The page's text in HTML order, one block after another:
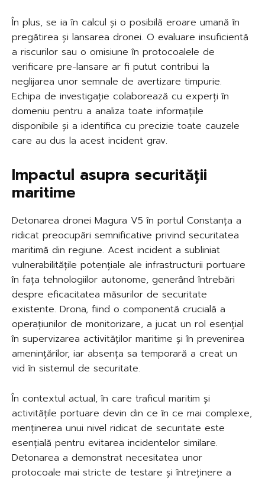
În plus, se ia în calcul și o posibilă eroare umană în
pregătirea și lansarea dronei. O evaluare insuficientă
a riscurilor sau o omisiune în protocoalele de
verificare pre-lansare ar fi putut contribui la
neglijarea unor semnale de avertizare timpurie.
Echipa de investigație colaborează cu experți în
domeniu pentru a analiza toate informațiile
disponibile și a identifica cu precizie toate cauzele
care au dus la acest incident grav.
Impactul asupra securității
maritime
Detonarea dronei Magura V5 în portul Constanța a
ridicat preocupări semnificative privind securitatea
maritimă din regiune. Acest incident a subliniat
vulnerabilitățile potențiale ale infrastructurii portuare
în fața tehnologiilor autonome, generând întrebări
despre eficacitatea măsurilor de securitate
existente. Drona, fiind o componentă crucială a
operațiunilor de monitorizare, a jucat un rol esențial
în supervizarea activităților maritime și în prevenirea
amenințărilor, iar absența sa temporară a creat un
vid în sistemul de securitate.
În contextul actual, în care traficul maritim și
activitățile portuare devin din ce în ce mai complexe,
menținerea unui nivel ridicat de securitate este
esențială pentru evitarea incidentelor similare.
Detonarea a demonstrat necesitatea unor
protocoale mai stricte de testare și întreținere a